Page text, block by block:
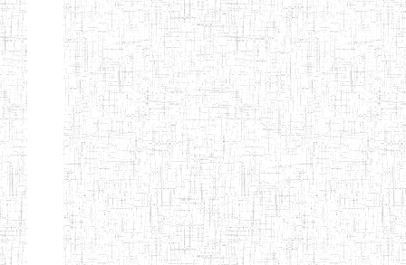
Etablissements
d'enseignement
secondaire
technique
et
professionnel
ESTP
Etablissements